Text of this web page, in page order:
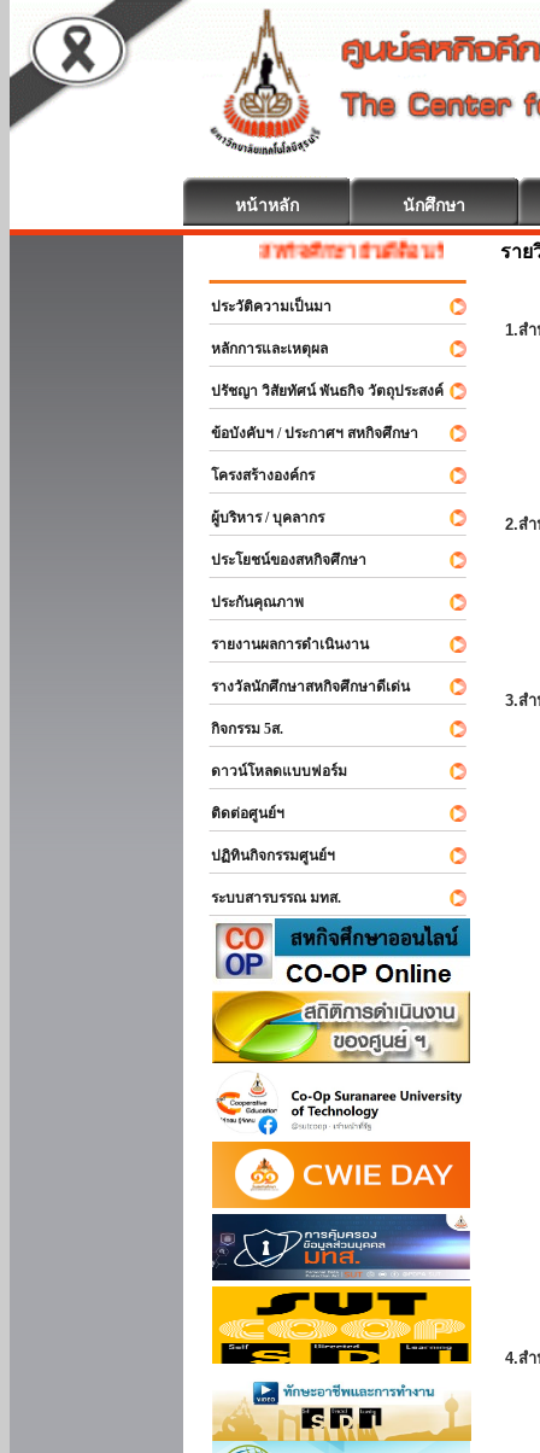
หน้าหลัก นักศึกษา
สหกิจศึกษา ยินดีต้อนรับ
ประวัติความเป็นมา
หลักการและเหตุผล
ปรัชญา วิสัยทัศน์ พันธกิจ วัตถุประสงค์
ข้อบังคับฯ / ประกาศฯ สหกิจศึกษา
โครงสร้างองค์กร
ผู้บริหาร / บุคลากร
ประโยชน์ของสหกิจศึกษา
ประกันคุณภาพ
รายงานผลการดำเนินงาน
รางวัลนักศึกษาสหกิจศึกษาดีเด่น
กิจกรรม 5ส.
ดาวน์โหลดแบบฟอร์ม
ติดต่อศูนย์ฯ
ปฏิทินกิจกรรมศูนย์ฯ
ระบบสารบรรณ มทส.
ราย
1.ส
2.ส
3.ส
4.ส